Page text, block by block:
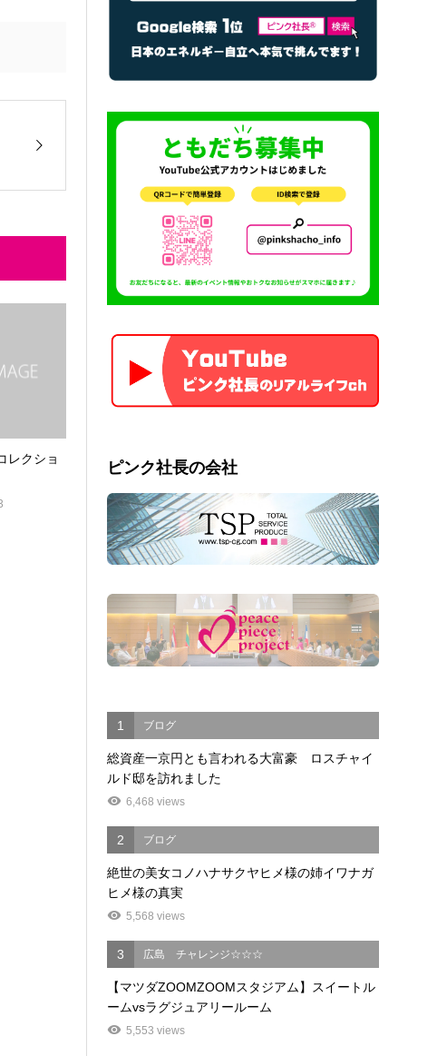
レクショ
ピンク社長の会社
1 ブログ
総資産一京円とも言われる大富豪 ロスチャイ
ルド邸を訪れました
6,468 views
2 ブログ
絶世の美女コノハナサクヤヒメ様の姉イワナガ
ヒメ様の真実
5,568 views
3 広島 チャレンジ☆☆☆
【マツダZOOMZOOMスタジアム】スイートル
ームvsラグジュアリールーム
5,553 views